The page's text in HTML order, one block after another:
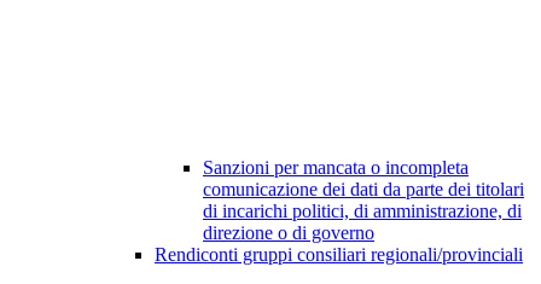
Sanzioni per mancata o incompleta
comunicazione dei dati da parte dei titolari
di incarichi politici, di amministrazione, di
direzione o di governo
Rendiconti gruppi consiliari regionali/provinciali